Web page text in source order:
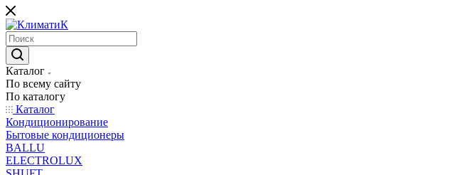
Каталог
По всему сайту
По каталогу
Каталог
Кондиционирование
Бытовые кондиционеры
BALLU
ELECTROLUX